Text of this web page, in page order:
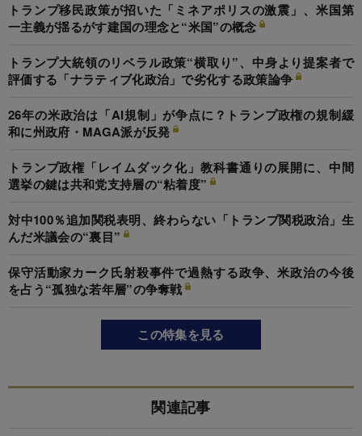
トランプ移民政策が招いた「ミネアポリスの激震」、米国第
一主義が揺るがす建国の理念と“米国”の概念
トランプ大統領のリベラル政策“横取り”、中身より提案者で
評価する「ナラティブ化政治」で劣化する政策論争
26年の米政治は「AI規制」が争点に？トランプ政権の規制緩
和に州政府・MAGA派が反発
トランプ政権「レイムダック化」教科書通りの展開に、中間
選挙の鍵は共和党支持層の“粘着度”
対中100％追加関税表明、終わらない「トランプ関税政治」生
んだ米議会の“裏目”
保守活動家カーク氏射殺事件で過熱する政争、米政治の今後
を占う“孤独な若年層”の争奪戦
この特集を見る
関連記事